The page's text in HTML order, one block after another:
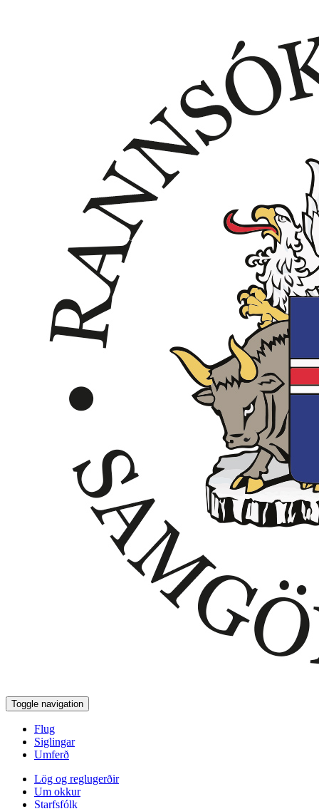
Toggle navigation
Flug
Siglingar
Umferð
Lög og reglugerðir
Um okkur
Starfsfólk